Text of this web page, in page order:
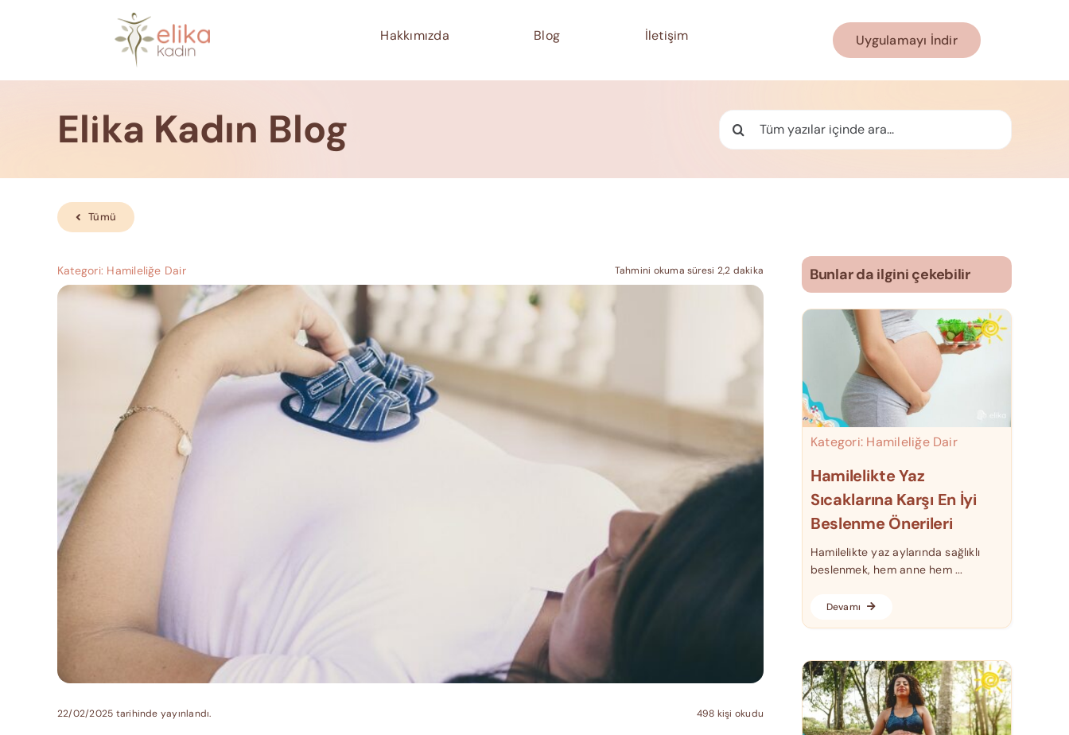
Hakkımızda Blog İletişim Uygulamayı İndir
Elika Kadın Blog Ara:
Tümü
Kategori: Hamileliğe Dair Tahmini okuma süresi 2,2 dakika
22/02/2025 tarihinde yayınlandı. 498 kişi okudu
Bunlar da ilgini çekebilir
Kategori: Hamileliğe Dair
Hamilelikte Yaz
Sıcaklarına Karşı En İyi
Beslenme Önerileri
Hamilelikte yaz aylarında sağlıklı
beslenmek, hem anne hem ...
Devamı